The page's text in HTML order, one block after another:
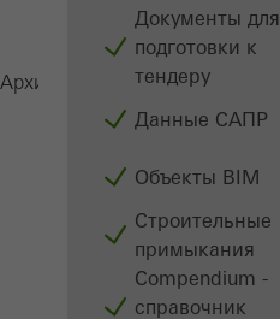
Документы для
подготовки к
тендеру
Данные САПР
Объекты BIM
Строительные
примыкания
Сompendium -
справочник
Архитекторам Продукция